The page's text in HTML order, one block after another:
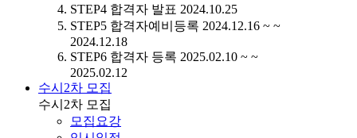
STEP4 합격자 발표 2024.10.25
STEP5 합격자예비등록 2024.12.16 ~ ~
2024.12.18
STEP6 합격자 등록 2025.02.10 ~ ~
2025.02.12
수시2차 모집
수시2차 모집
모집요강